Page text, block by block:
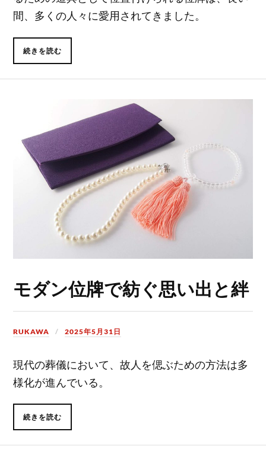
間、多くの人々に愛用されてきました。
続きを読む
モダン位牌で紡ぐ思い出と絆
RUKAWA 2025年5月31日
現代の葬儀において、故人を偲ぶための方法は多
様化が進んでいる。
続きを読む